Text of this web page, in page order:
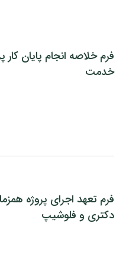
فرم خلاصه انجام پایان
خدمت
فرم تعهد اجرای پروژه
دکتری و فلوشیپ